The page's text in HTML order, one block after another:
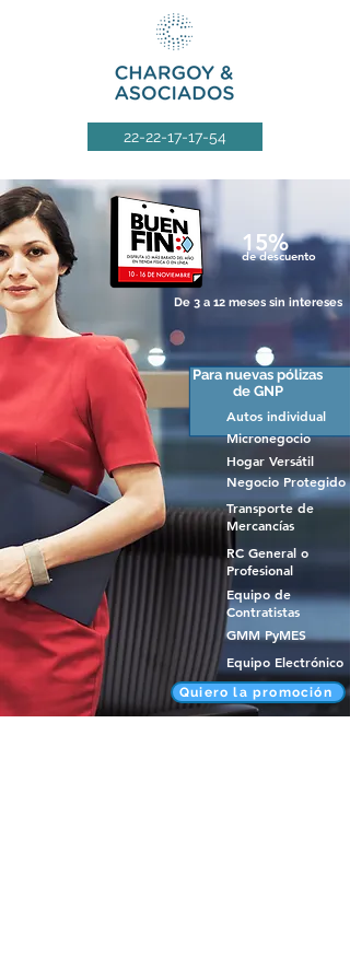
22-22-17-17-54
15%
de descuento
De 3 a 12 meses sin intereses
Para nuevas pólizas
de GNP
Autos individual
Micronegocio
Hogar Versátil
Negocio Protegido
Transporte de
Mercancías
RC General o
Profesional
Equipo de
Contratistas
GMM PyMES
Equipo Electrónico
Quiero la promoción